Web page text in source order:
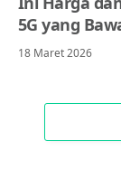
5G yang
18 Maret 2026